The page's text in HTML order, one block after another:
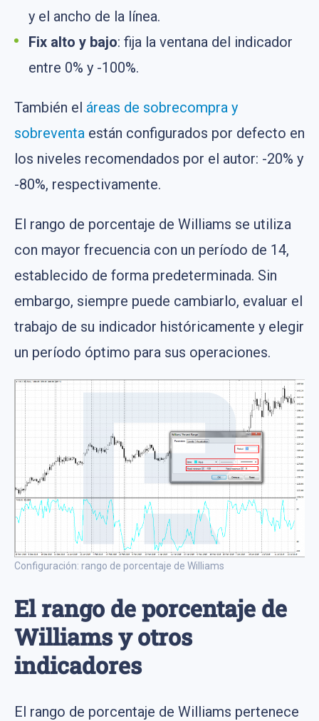
y el ancho de la línea.
Fix alto y bajo: fija la ventana del indicador
entre 0% y -100%.
También el áreas de sobrecompra y
sobreventa están configurados por defecto en
los niveles recomendados por el autor: -20% y
-80%, respectivamente.
El rango de porcentaje de Williams se utiliza
con mayor frecuencia con un período de 14,
establecido de forma predeterminada. Sin
embargo, siempre puede cambiarlo, evaluar el
trabajo de su indicador históricamente y elegir
un período óptimo para sus operaciones.
Configuración: rango de porcentaje de Williams
El rango de porcentaje de
Williams y otros
indicadores
El rango de porcentaje de Williams pertenece